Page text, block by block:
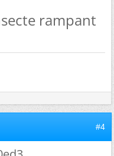
rampant
#4